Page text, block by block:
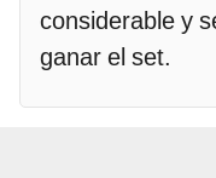
considerable y
ganar el set.